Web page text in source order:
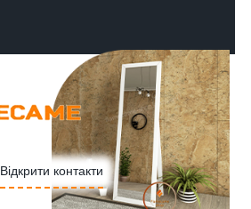
Відкрити контакти